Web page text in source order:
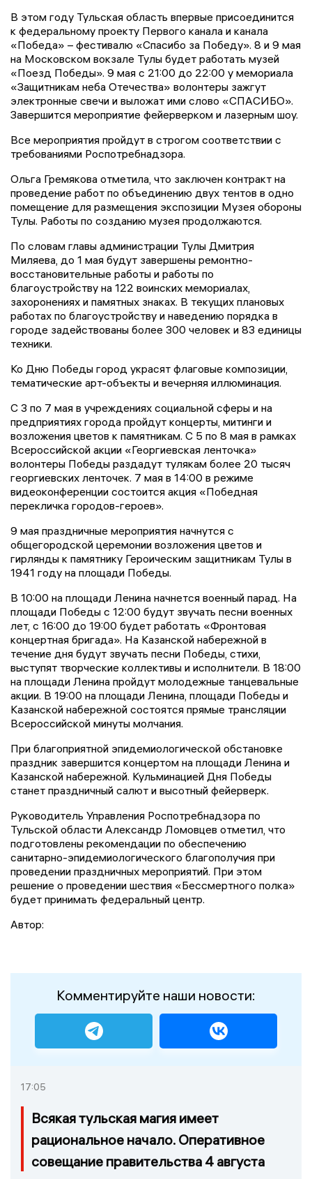
В этом году Тульская область впервые присоединится
к федеральному проекту Первого канала и канала
«Победа» – фестивалю «Спасибо за Победу». 8 и 9 мая
на Московском вокзале Тулы будет работать музей
«Поезд Победы». 9 мая с 21:00 до 22:00 у мемориала
«Защитникам неба Отечества» волонтеры зажгут
электронные свечи и выложат ими слово «СПАСИБО».
Завершится мероприятие фейерверком и лазерным шоу.
Все мероприятия пройдут в строгом соответствии с
требованиями Роспотребнадзора.
Ольга Гремякова отметила, что заключен контракт на
проведение работ по объединению двух тентов в одно
помещение для размещения экспозиции Музея обороны
Тулы. Работы по созданию музея продолжаются.
По словам главы администрации Тулы Дмитрия
Миляева, до 1 мая будут завершены ремонтно-
восстановительные работы и работы по
благоустройству на 122 воинских мемориалах,
захоронениях и памятных знаках. В текущих плановых
работах по благоустройству и наведению порядка в
городе задействованы более 300 человек и 83 единицы
техники.
Ко Дню Победы город украсят флаговые композиции,
тематические арт-объекты и вечерняя иллюминация.
С 3 по 7 мая в учреждениях социальной сферы и на
предприятиях города пройдут концерты, митинги и
возложения цветов к памятникам. С 5 по 8 мая в рамках
Всероссийской акции «Георгиевская ленточка»
волонтеры Победы раздадут тулякам более 20 тысяч
георгиевских ленточек. 7 мая в 14:00 в режиме
видеоконференции состоится акция «Победная
перекличка городов-героев».
9 мая праздничные мероприятия начнутся с
общегородской церемонии возложения цветов и
гирлянды к памятнику Героическим защитникам Тулы в
1941 году на площади Победы.
В 10:00 на площади Ленина начнется военный парад. На
площади Победы с 12:00 будут звучать песни военных
лет, с 16:00 до 19:00 будет работать «Фронтовая
концертная бригада». На Казанской набережной в
течение дня будут звучать песни Победы, стихи,
выступят творческие коллективы и исполнители. В 18:00
на площади Ленина пройдут молодежные танцевальные
акции. В 19:00 на площади Ленина, площади Победы и
Казанской набережной состоятся прямые трансляции
Всероссийской минуты молчания.
При благоприятной эпидемиологической обстановке
праздник завершится концертом на площади Ленина и
Казанской набережной. Кульминацией Дня Победы
станет праздничный салют и высотный фейерверк.
Руководитель Управления Роспотребнадзора по
Тульской области Александр Ломовцев отметил, что
подготовлены рекомендации по обеспечению
санитарно-эпидемиологического благополучия при
проведении праздничных мероприятий. При этом
решение о проведении шествия «Бессмертного полка»
будет принимать федеральный центр.
Автор:
Комментируйте наши новости:
17:05
Всякая тульская магия имеет
рациональное начало. Оперативное
совещание правительства 4 августа